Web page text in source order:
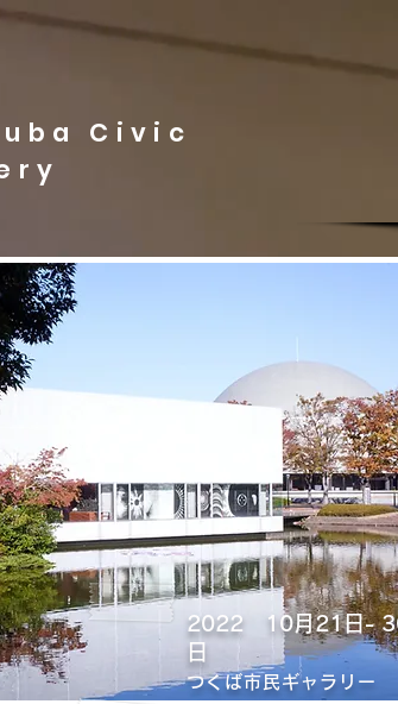
Civic
2022 10月21日-
日
つくば市民ギャラリー